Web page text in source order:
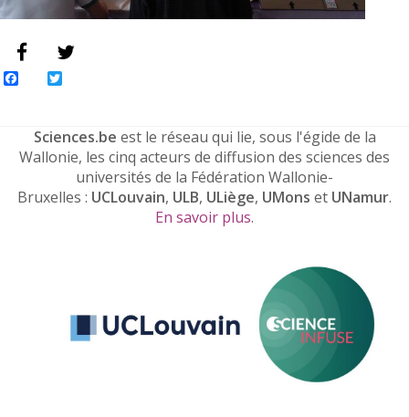
Facebook
Sciences.be est le réseau qui lie, sous l'égide de la
Wallonie, les cinq acteurs de diffusion des sciences des
universités de la Fédération Wallonie-
Bruxelles : UCLouvain, ULB, ULiège, UMons et UNamur.
En savoir plus.